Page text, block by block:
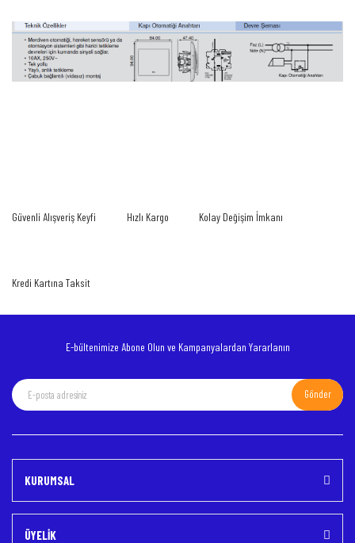
Ürün açıklamasında eksik bilgiler bulunuyor.
Güvenli Alışveriş Keyfi Hızlı Kargo Kolay Değişim İmkanı
Kredi Kartına Taksit
E-bültenimize Abone Olun ve Kampanyalardan Yararlanın
Gönder
KURUMSAL
ÜYELİK